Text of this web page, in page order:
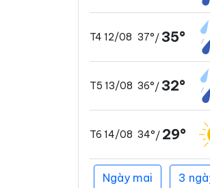
T4 12/08 37°/35°
T5 13/08 36°/32°
T6 14/08 34°/ 29°
Ngày mai 3